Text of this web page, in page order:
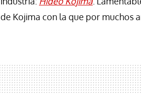
de Kojima con la que por muchos